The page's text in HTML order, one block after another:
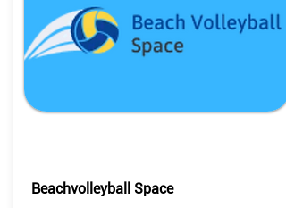
Beachvolleyball Space